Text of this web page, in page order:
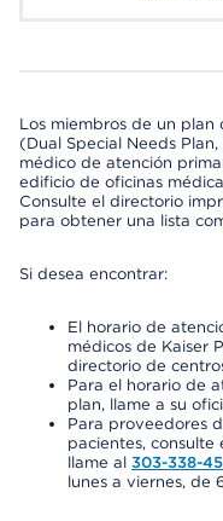
Los miembros de un plan
(Dual Special Needs
médico de atención
edificio de oficinas
Consulte el directorio
para obtener una lista
Si desea encontrar:
El horario de
médicos de Kaiser
directorio de
Para el horario de
plan, llame a su
Para proveedores
pacientes,
llame al 303-338-
lunes a viernes, de